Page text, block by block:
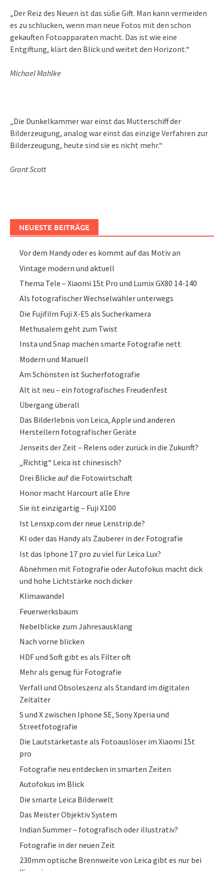
„Der Reiz des Neuen ist das süße Gift. Man kann vermeiden
es zu schlucken, wenn man neue Fotos mit den schon
gekauften Fotoapparaten macht. Das ist wie eine
Entgiftung, klärt den Blick und weitet den Horizont.“
Michael Mahlke
„Die Dunkelkammer war einst das Mutterschiff der
Bilderzeugung, analog war einst das einzige Verfahren zur
Bilderzeugung, heute sind sie es nicht mehr.“
Grant Scott
NEUESTE BEITRÄGE
Vor dem Handy oder es kommt auf das Motiv an
Vintage modern und aktuell
Thema Tele – Xiaomi 15t Pro und Lumix GX80 14-140
Als fotografischer Wechselwähler unterwegs
Die Fujifilm Fuji X-E5 als Sucherkamera
Methusalem geht zum Twist
Insta und Snap machen smarte Fotografie nett
Modern und Manuell
Am Schönsten ist Sucherfotografie
Alt ist neu – ein fotografisches Freudenfest
Übergang überall
Das Bilderlebnis von Leica, Apple und anderen
Herstellern fotografischer Geräte
Jenseits der Zeit – Relens oder zurück in die Zukunft?
„Richtig“ Leica ist chinesisch?
Drei Blicke auf die Fotowirtschaft
Honor macht Harcourt alle Ehre
Sie ist einzigartig – Fuji X100
Ist Lensxp.com der neue Lenstrip.de?
KI oder das Handy als Zauberer in der Fotografie
Ist das Iphone 17 pro zu viel für Leica Lux?
Abnehmen mit Fotografie oder Autofokus macht dick
und hohe Lichtstärke noch dicker
Klimawandel
Feuerwerksbaum
Nebelblicke zum Jahresausklang
Nach vorne blicken
HDF und Soft gibt es als Filter oft
Mehr als genug für Fotografie
Verfall und Obsoleszenz als Standard im digitalen
Zeitalter
S und X zwischen Iphone SE, Sony Xperia und
Streetfotografie
Die Lautstärketaste als Fotoauslöser im Xiaomi 15t
pro
Fotografie neu entdecken in smarten Zeiten
Autofokus im Blick
Die smarte Leica Bilderwelt
Das Meister Objektiv System
Indian Summer – fotografisch oder illustrativ?
Fotografie in der neuen Zeit
230mm optische Brennweite von Leica gibt es nur bei